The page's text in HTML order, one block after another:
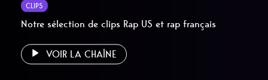
CLIPS
Notre sélection de clips Rap US et rap français
VOIR LA CHAÎNE